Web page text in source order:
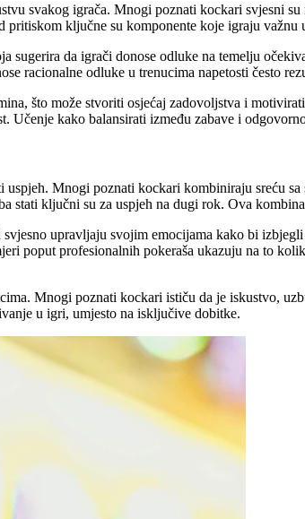
svakog igrača. Mnogi poznati kockari svjesni
ključne su komponente koje igraju
sugerira da igrači donose odluke na temelju
racionalne odluke u trenucima napetosti često
što može stvoriti osjećaj zadovoljstva i
Učenje kako balansirati između zabave i
Mnogi poznati kockari kombiniraju sreću
stati ključni su za uspjeh na dugi rok. Ova
upravljaju svojim emocijama kako bi
poput profesionalnih pokeraša ukazuju na to
Mnogi poznati kockari ističu da je iskustvo,
u igri, umjesto na isključive dobitke.